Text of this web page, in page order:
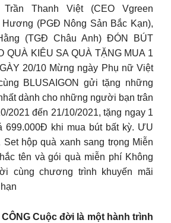
Trần Thanh Việt (CEO Vgreen
Hương (PGĐ Nông Sản Bắc Kạn),
(TGĐ Châu Anh) ĐÓN BÚT
QUÀ KIÊU SA QUÀ TẶNG MUA 1
20/10 Mừng ngày Phụ nữ Việt
BLUSAIGON gửi tặng những
dành cho những người bạn trân
2021 đến 21/10/2021, tặng ngay 1
699.000Đ khi mua bút bất kỳ. ƯU
hộp quà xanh sang trọng Miễn
tên và gói quà miễn phí Không
cùng chương trình khuyến mãi
CÔNG Cuộc đời là một hành trình